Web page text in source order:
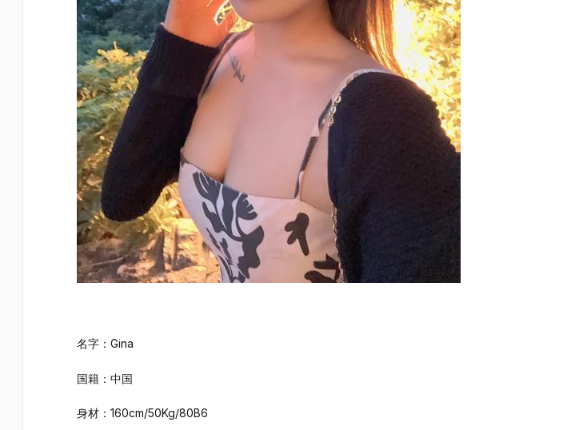
名字：Gina
国籍：中国
身材：160cm/50Kg/80B6